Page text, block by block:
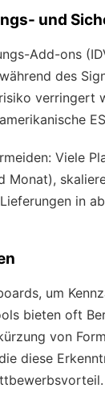
und
Add-ons
des
verringert
Viele
Monat),
in
um
bieten oft
von
diese